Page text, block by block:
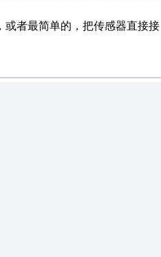
或者最简单的，把传感器直接接